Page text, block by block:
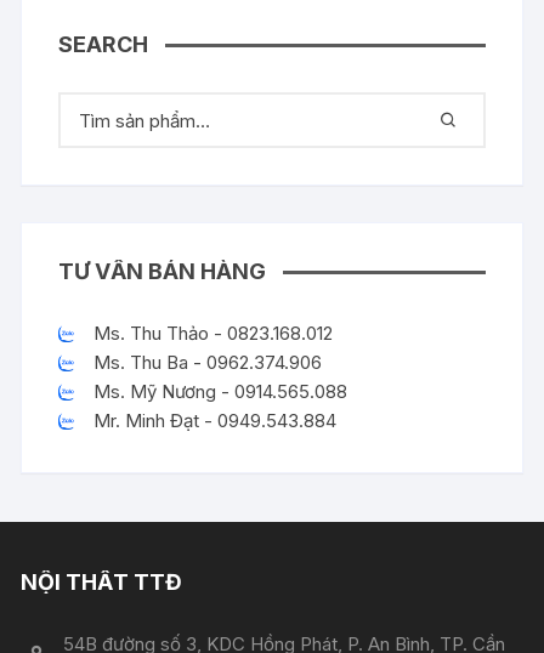
SEARCH
TƯ VẤN BÁN HÀNG
Ms. Thu Thảo - 0823.168.012
Ms. Thu Ba - 0962.374.906
Ms. Mỹ Nương - 0914.565.088
Mr. Minh Đạt - 0949.543.884
NỘI THẤT TTĐ
54B đường số 3, KDC Hồng Phát, P. An Bình, TP. Cần